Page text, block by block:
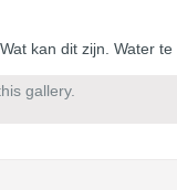
kan dit zijn. Water te
gallery.